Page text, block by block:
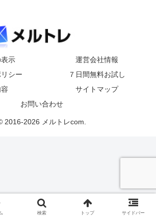
示
運営会社情報
シー
７日間無料お試し
サイトマップ
お問い合わせ
2016-2026 メルトレcom.
検索 トップ サイドバー